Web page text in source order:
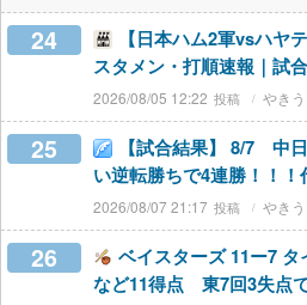
24
【日本ハム2軍vsハヤ
スタメン・打順速報｜試
2026/08/05 12:22 やきう
25
【試合結果】 8/7 中
い逆転勝ちで4連勝！！！
2026/08/07 21:17 やきう
26
ベイスターズ 11ー7
など11得点 東7回3失点